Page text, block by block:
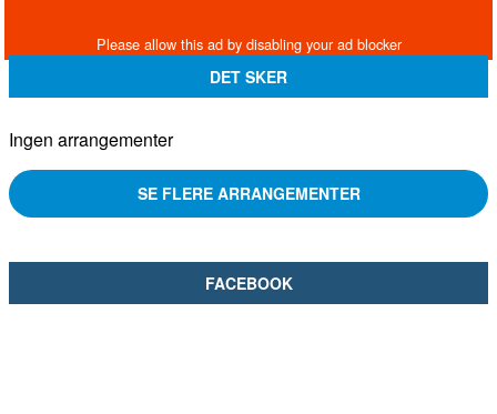
DET SKER
Ingen arrangementer
SE FLERE ARRANGEMENTER
FACEBOOK